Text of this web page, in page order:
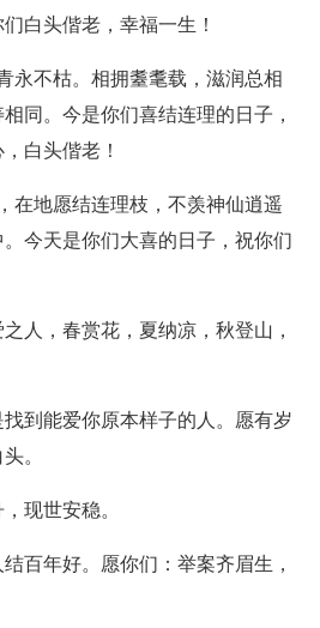
白头偕老，幸福一生！
永不枯。相拥耋耄载，滋润总相
同。今是你们喜结连理的日子，
白头偕老！
在地愿结连理枝，不羡神仙逍遥
今天是你们大喜的日子，祝你们
人，春赏花，夏纳凉，秋登山，
到能爱你原本样子的人。愿有岁
。
现世安稳。
百年好。愿你们：举案齐眉生，